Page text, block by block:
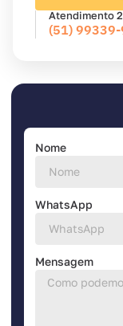
Atendimento
(51)
Nome
WhatsApp
Mensagem